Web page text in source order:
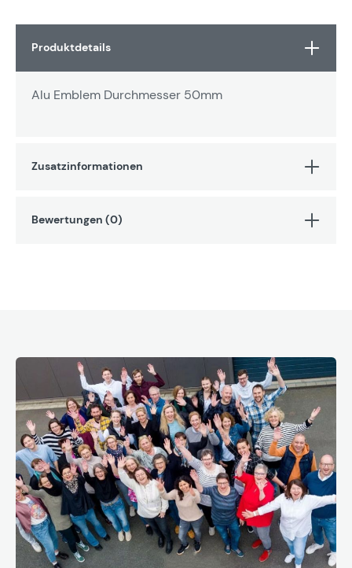
Produktdetails
Alu Emblem Durchmesser 50mm
Zusatzinformationen
Bewertungen (0)